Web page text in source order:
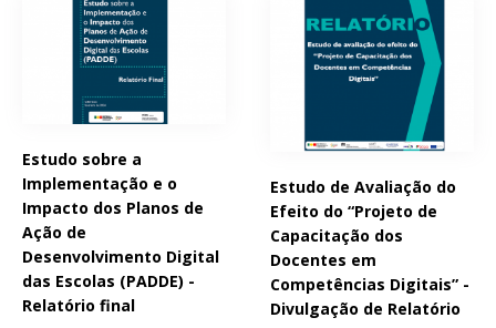
Estudo sobre a
Implementação e o
Impacto dos Planos de
Ação de
Desenvolvimento Digital
das Escolas (PADDE) -
Relatório final
Estudo de Avaliação do
Efeito do “Projeto de
Capacitação dos
Docentes em
Competências Digitais” -
Divulgação de Relatório